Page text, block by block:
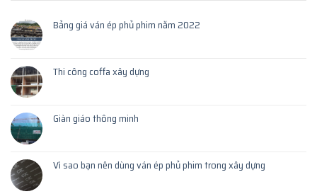
Bảng giá ván ép phủ phim năm 2022
Thi công coffa xây dựng
Giàn giáo thông minh
Vì sao bạn nên dùng ván ép phủ phim trong xây dựng